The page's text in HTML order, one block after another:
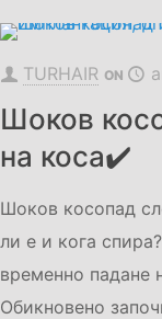
TURHAIR ON
Шоков
на коса✔️
Шоков косопад
ли е и кога
временно падане
Обикновено